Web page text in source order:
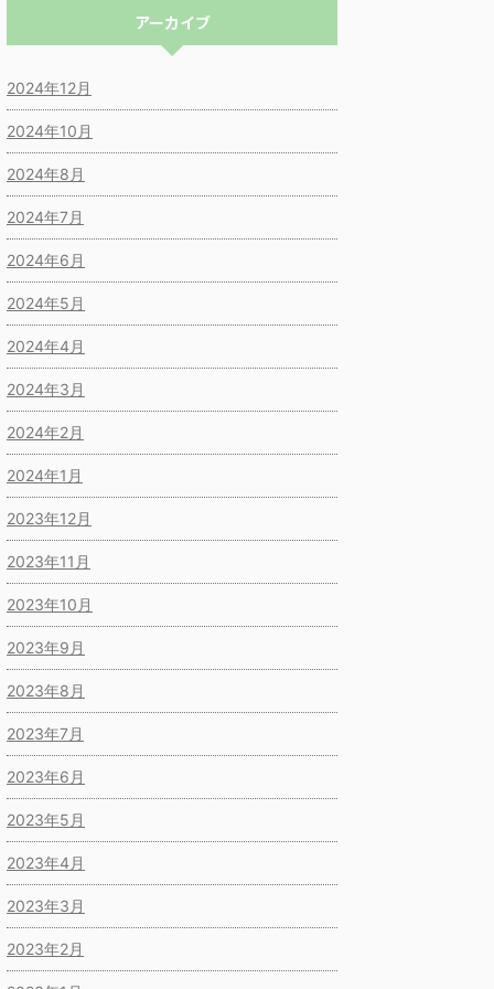
アーカイブ
2024年12月
2024年10月
2024年8月
2024年7月
2024年6月
2024年5月
2024年4月
2024年3月
2024年2月
2024年1月
2023年12月
2023年11月
2023年10月
2023年9月
2023年8月
2023年7月
2023年6月
2023年5月
2023年4月
2023年3月
2023年2月